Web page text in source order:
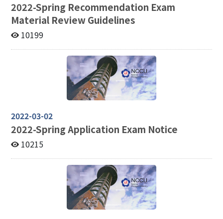
2022-Spring Recommendation Exam
Material Review Guidelines
10199
2022-03-02
2022-Spring Application Exam Notice
10215